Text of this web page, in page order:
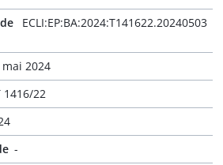
ECLI:EP:BA:2024:T141622.20240503
mai 2024
1416/22
-